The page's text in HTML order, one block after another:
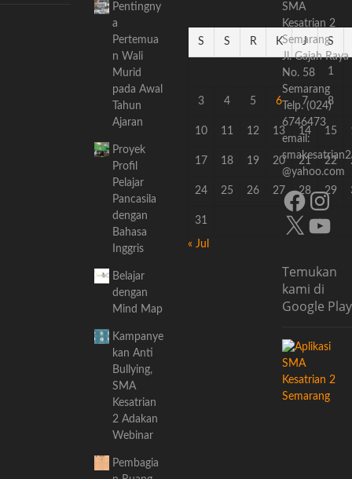
Pentingny
a
Pertemua
n Wali
Murid
pada Awal
Tahun
Ajaran
Proyek
Profil
Pelajar
Pancasila
dengan
Bahasa
Inggris
Belajar
dengan
Mind Map
Kampanye
kan Anti
Bullying,
SMA
Kesatrian
2 Adakan
Webinar
Pembagia
S S R K J S
1
3 4 5 6 7 8
10 11 12 13 14 15
17 18 19 20 21 22
24 25 26 27 28 29
31
« Jul
SMA
Kesatrian 2
Semarang
Jl. Gajah Raya
No. 58
Semarang
Telp. (024)
6746473
email:
smakesatrian2
@yahoo.com
Facebook
X YouTube
Temukan
kami di
Google Play